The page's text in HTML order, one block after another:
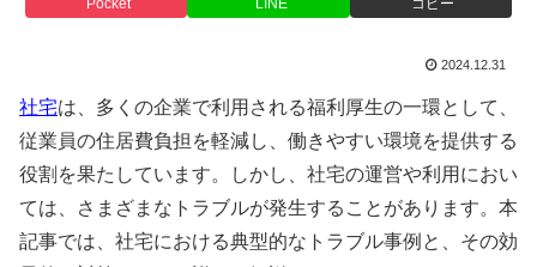
Pocket LINE コピー
2024.12.31
社宅は、多くの企業で利用される福利厚生の一環として、
従業員の住居費負担を軽減し、働きやすい環境を提供する
役割を果たしています。しかし、社宅の運営や利用におい
ては、さまざまなトラブルが発生することがあります。本
記事では、社宅における典型的なトラブル事例と、その効